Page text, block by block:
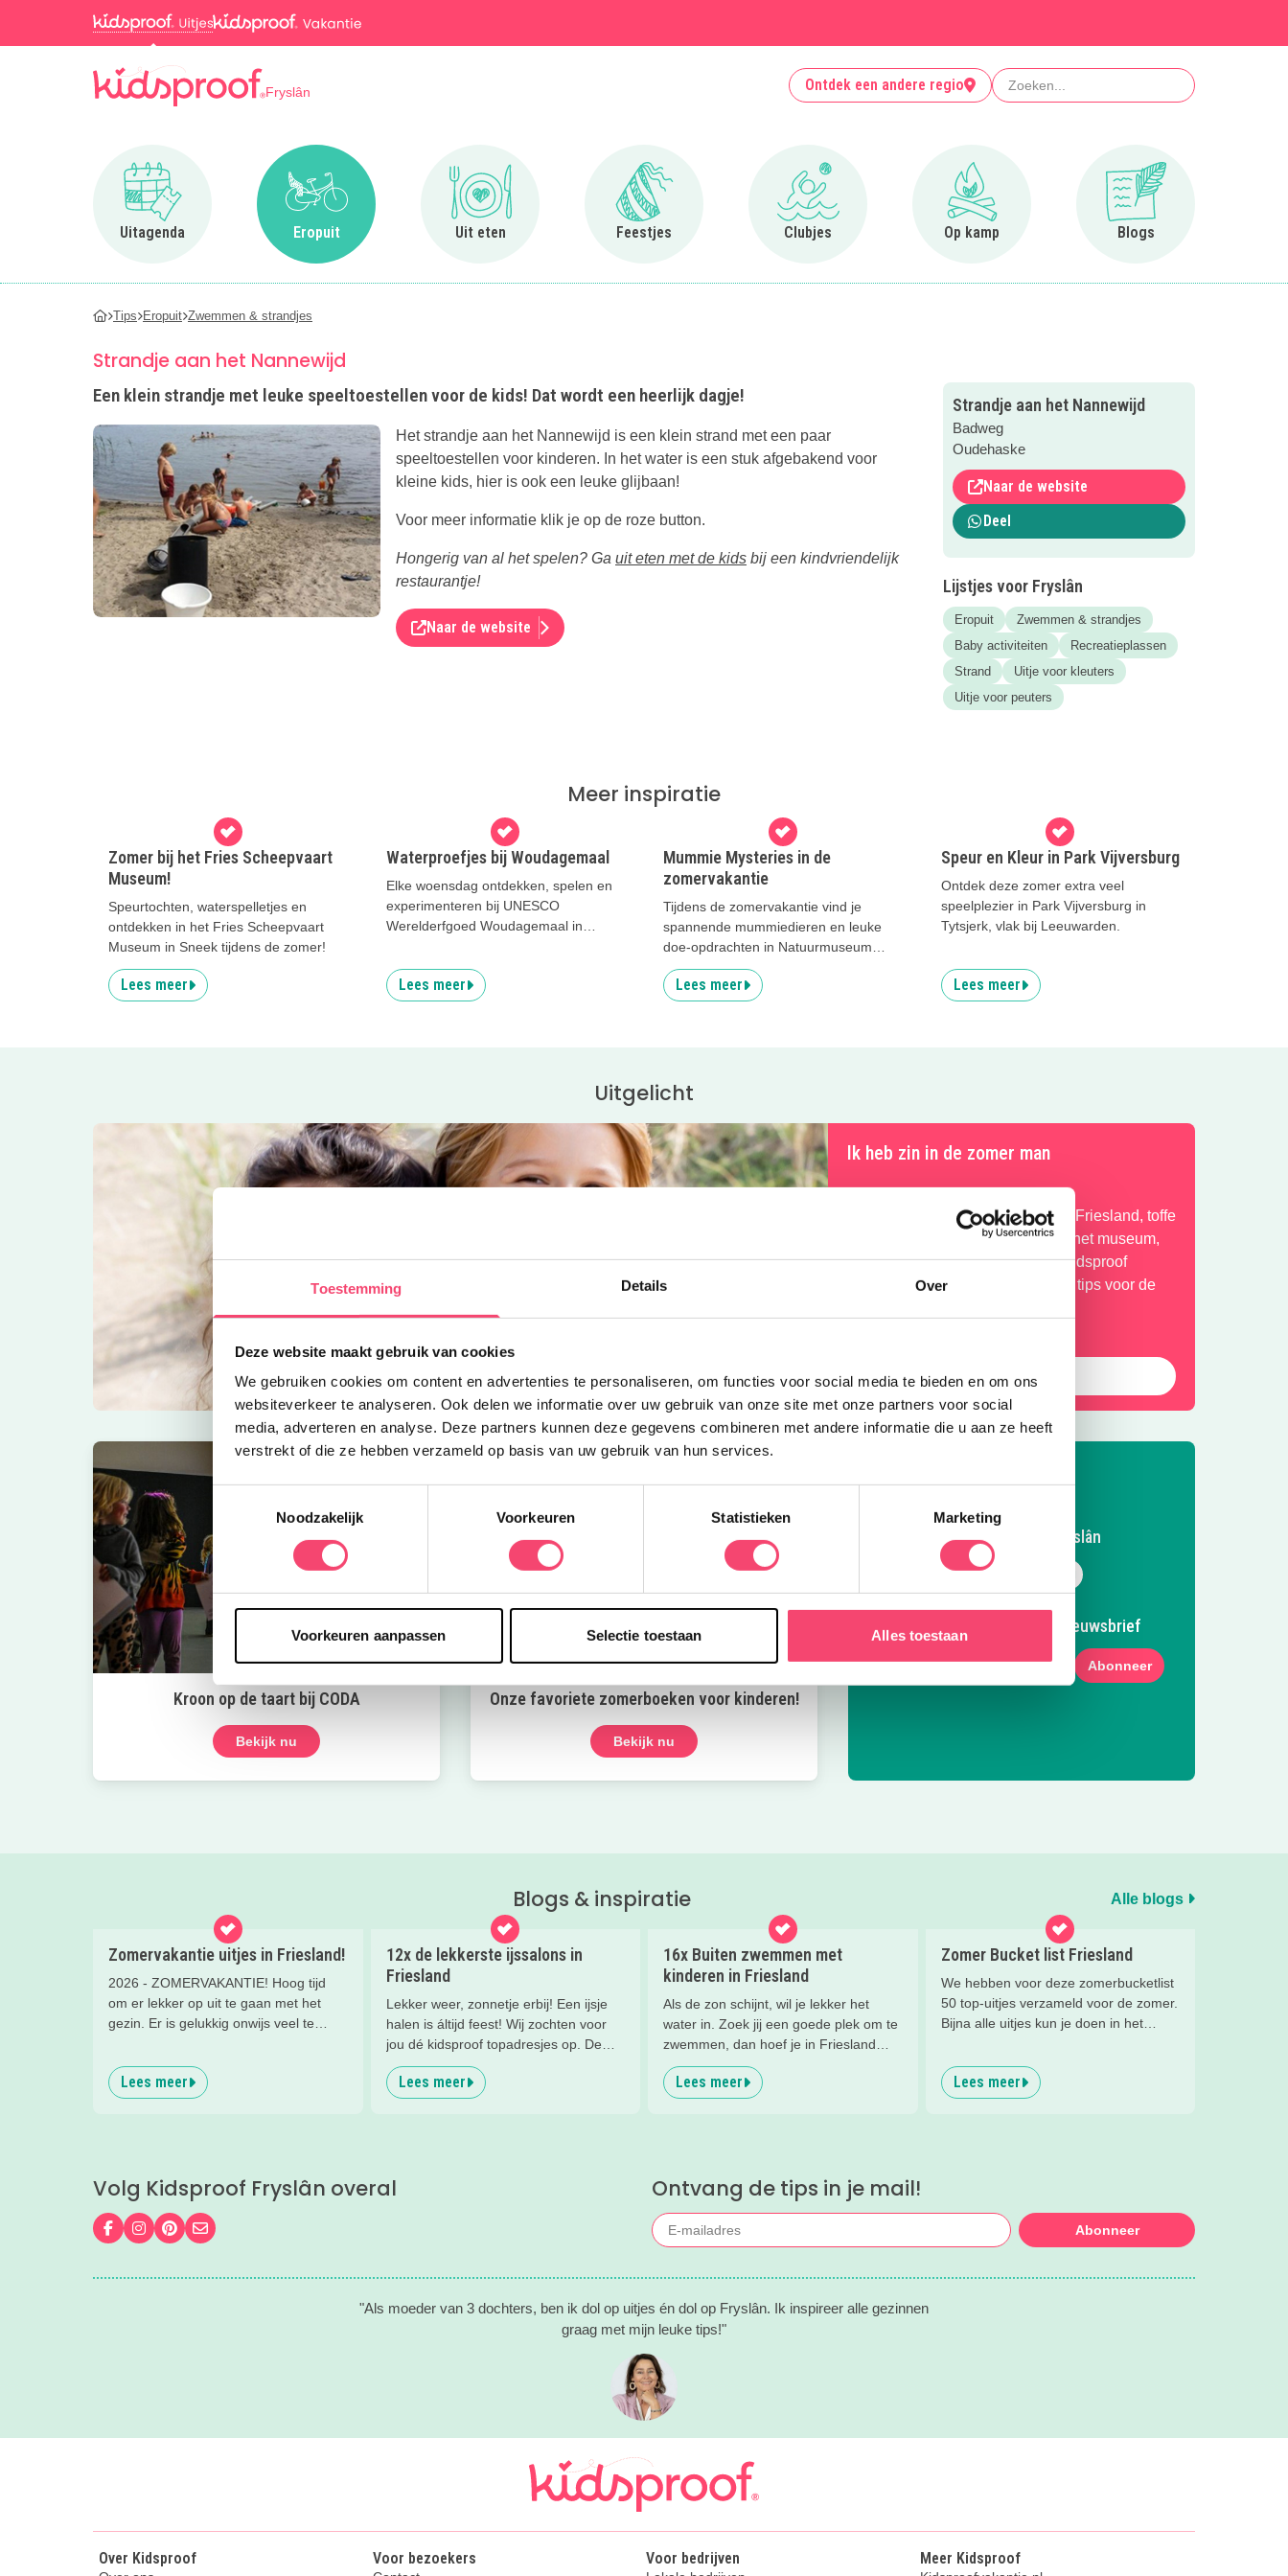
Toestemming Details Over
Deze website maakt gebruik van cookies
We gebruiken cookies om content en advertenties te personaliseren, om functies voor social media te bieden en om ons
websiteverkeer te analyseren. Ook delen we informatie over uw gebruik van onze site met onze partners voor social
media, adverteren en analyse. Deze partners kunnen deze gegevens combineren met andere informatie die u aan ze heeft
verstrekt of die ze hebben verzameld op basis van uw gebruik van hun services.
Noodzakelijk
Voorkeuren Statistieken Marketing
Voorkeuren aanpassen Selectie toestaan Alles toestaan
Fryslân Ontdek een andere regio Zoeken
Uitagenda
Ga naar Uitagenda
Eropuit
Ga naar Eropuit
Uit eten
Ga naar Uit eten
Feestjes
Ga naar Feestjes
Clubjes
Ga naar Clubjes
Op kamp
Ga naar Op kamp
Blogs
Ga naar Blogs
Tips Eropuit Zwemmen & strandjes
Strandje aan het Nannewijd
Een klein strandje met leuke speeltoestellen voor de kids! Dat wordt een heerlijk dagje!
Het strandje aan het Nannewijd is een klein strand met een paar
speeltoestellen voor kinderen. In het water is een stuk afgebakend voor
kleine kids, hier is ook een leuke glijbaan!
Voor meer informatie klik je op de roze button.
Hongerig van al het spelen? Ga uit eten met de kids bij een kindvriendelijk
restaurantje!
Naar de website
Strandje aan het Nannewijd
Badweg
Oudehaske
Naar de website
Deel
Lijstjes voor Fryslân
Eropuit
Zwemmen & strandjes
Baby activiteiten
Recreatieplassen
Strand
Uitje voor kleuters
Uitje voor peuters
Meer inspiratie
Zomer bij het Fries Scheepvaart
Museum!
Speurtochten, waterspelletjes en
ontdekken in het Fries Scheepvaart
Museum in Sneek tijdens de zomer!
Lees meer
Waterproefjes bij Woudagemaal
Elke woensdag ontdekken, spelen en
experimenteren bij UNESCO
Werelderfgoed Woudagemaal in
Lees meer
Mummie Mysteries in de
zomervakantie
Tijdens de zomervakantie vind je
spannende mummiedieren en leuke
doe-opdrachten in Natuurmuseum
Fryslân!
Lees meer
Speur en Kleur in Park Vijversburg
Ontdek deze zomer extra veel
speelplezier in Park Vijversburg in
Tytsjerk, vlak bij Leeuwarden.
Lees meer
Uitgelicht
Ik heb zin in de zomer man
Ontdek de leukste gezinsuitjes in Friesland, toffe
zwembaden, leuke activiteiten in het museum,
verkoelende speeltuinen, hippe kidsproof
terrassen en nog veel meer leuke tips voor de
Laat die zomer maar komen!
Kroon op de taart bij CODA
Bekijk nu
Onze favoriete zomerboeken voor kinderen!
Bekijk nu
Volg Kidsproof Fryslân
Volg ons op Facebook
Volg ons op Instagram
Volg ons op Pinterest
Mail ons
Meld je aan voor onze nieuwsbrief
Abonneer
Blogs & inspiratie Alle blogs
Zomervakantie uitjes in Friesland!
2026 - ZOMERVAKANTIE! Hoog tijd
om er lekker op uit te gaan met het
gezin. Er is gelukkig onwijs veel te
een vet aquapark, een leuke
workshop, tekenen in de
prinsessentuin of klombootje varen?
Lees meer
12x de lekkerste ijssalons in
Friesland
Lekker weer, zonnetje erbij! Een ijsje
halen is áltijd feest! Wij zochten voor
jou dé kidsproof topadresjes op. De
mooiste terrasjes en de leukste
plekjes, zodat jij er ook lekker bij zit.
Lees meer
16x Buiten zwemmen met
kinderen in Friesland
Als de zon schijnt, wil je lekker het
water in. Zoek jij een goede plek om te
zwemmen, dan hoef je in Friesland
nooit lang te zoeken. Ik zette voor jou
de állerleukste plekken op een rij!
Lees meer
Zomer Bucket list Friesland
We hebben voor deze zomerbucketlist
50 top-uitjes verzameld voor de zomer.
Bijna alle uitjes kun je doen in het
tips in buiten de regio, maar die waren
té leuk om niet te noemen ;)
Lees meer
Volg Kidsproof Fryslân overal
Volg ons op Facebook
Volg ons op Instagram
Volg ons op Pinterest
Mail ons
Ontvang de tips in je mail!
Abonneer
"Als moeder van 3 dochters, ben ik dol op uitjes én dol op Fryslân. Ik inspireer alle gezinnen
graag met mijn leuke tips!"
Over Kidsproof Voor bezoekers Voor bedrijven Meer Kidsproof